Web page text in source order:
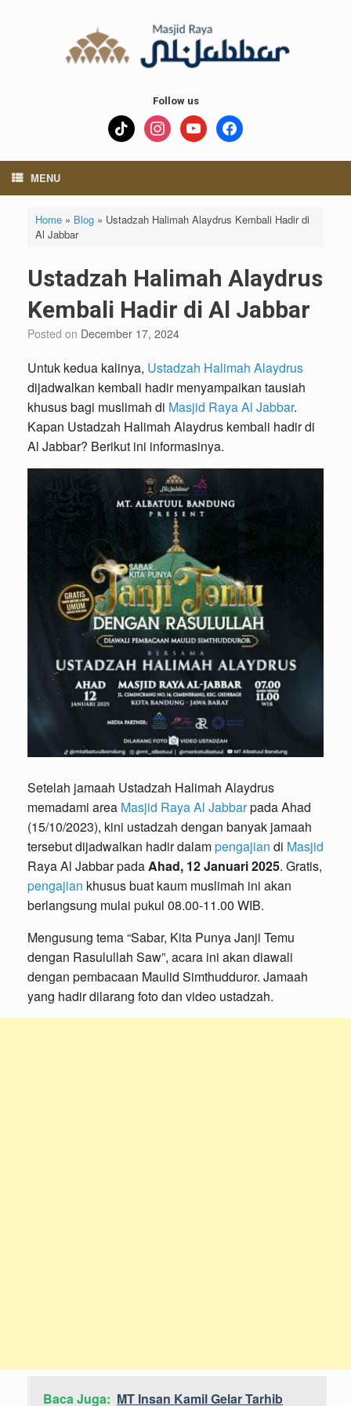
Follow us
tiktok instagramyoutube facebook
MENU
Home» Blog» Ustadzah Halimah Alaydrus Kembali Hadir di
Al Jabbar
Ustadzah Halimah Alaydrus
Kembali Hadir di Al Jabbar
Posted on December 17, 2024
Untuk kedua kalinya, Ustadzah Halimah Alaydrus
dijadwalkan kembali hadir menyampaikan tausiah
khusus bagi muslimah di Masjid Raya Al Jabbar.
Kapan Ustadzah Halimah Alaydrus kembali hadir di
Al Jabbar? Berikut ini informasinya.
Setelah jamaah Ustadzah Halimah Alaydrus
memadami area Masjid Raya Al Jabbarpada Ahad
(15/10/2023), kini ustadzah dengan banyak jamaah
tersebut dijadwalkan hadir dalampengajian di Masjid
Raya Al Jabbar padaAhad, 12 Januari 2025. Gratis,
pengajian khusus buat kaum muslimah ini akan
berlangsung mulai pukul 08.00-11.00 WIB.
Mengusung tema “Sabar, Kita Punya Janji Temu
dengan Rasulullah Saw”, acara ini akan diawali
dengan pembacaan Maulid Simthudduror. Jamaah
yang hadir dilarang foto dan video ustadzah.
Baca Juga: MT Insan Kamil Gelar Tarhib